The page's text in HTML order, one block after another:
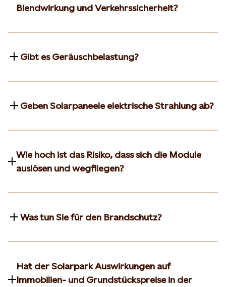
Blendwirkung und Verkehrssicherheit?
Gibt es Geräuschbelastung?
Geben Solarpaneele elektrische Strahlung ab?
Wie hoch ist das Risiko, dass sich die Module
auslösen und wegfliegen?
Was tun Sie für den Brandschutz?
Hat der Solarpark Auswirkungen auf
Immobilien- und Grundstückspreise in der